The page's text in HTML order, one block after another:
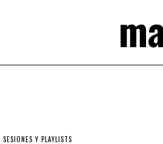
SESIONES Y PLAYLISTS